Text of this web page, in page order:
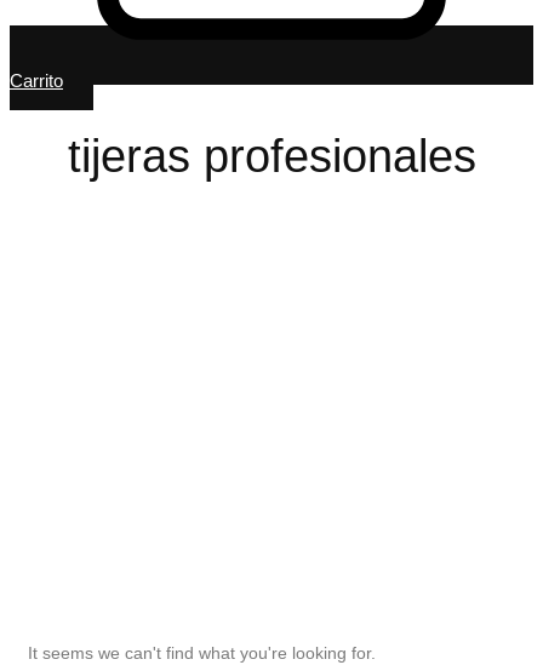
Carrito
tijeras profesionales
It seems we can't find what you're looking for.